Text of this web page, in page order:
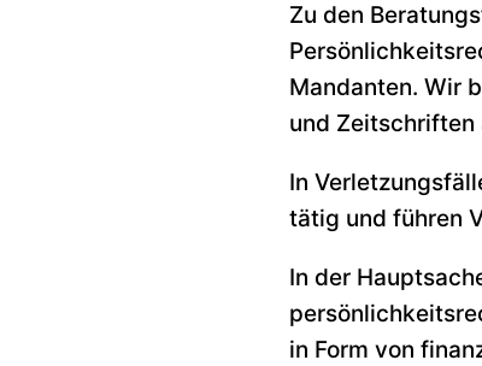
Zu den
Mandanten. Wir
und Zeitschriften
In
tätig und führen
In der
in Form von